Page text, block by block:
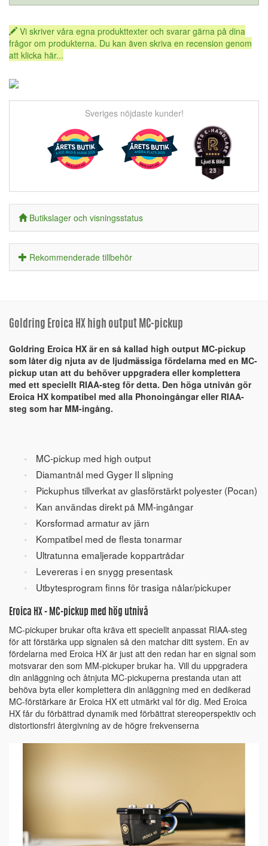
Vi skriver våra egna produkttexter och svarar gärna på dina
frågor om produkterna. Du kan även skriva en recension genom
att klicka här...
Sveriges nöjdaste kunder!
Butikslager och visningsstatus
Rekommenderade tillbehör
Goldring Eroica HX high output MC-pickup
Goldring Eroica HX är en så kallad high output MC-pickup
som låter dig njuta av de ljudmässiga fördelarna med en MC-
pickup utan att du behöver uppgradera eller komplettera
med ett speciellt RIAA-steg för detta. Den höga utnivån gör
Eroica HX kompatibel med alla Phonoingångar eller RIAA-
steg som har MM-ingång.
MC-pickup med high output
Diamantnål med Gyger II slipning
Pickuphus tillverkat av glasförstärkt polyester (Pocan)
Kan användas direkt på MM-ingångar
Korsformad armatur av järn
Kompatibel med de flesta tonarmar
Ultratunna emaljerade koppartrådar
Levereras i en snygg presentask
Utbytesprogram finns för trasiga nålar/pickuper
Eroica HX - MC-pickup med hög utnivå
MC-pickuper brukar ofta kräva ett speciellt anpassat RIAA-steg
för att förstärka upp signalen så den matchar ditt system. En av
fördelarna med Eroica HX är just att den redan har en signal som
motsvarar den som MM-pickuper brukar ha. Vill du uppgradera
din anläggning och åtnjuta MC-pickuperna prestanda utan att
behöva byta eller komplettera din anläggning med en dedikerad
MC-förstärkare är Eroica HX ett utmärkt val för dig. Med Eroica
HX får du förbättrad dynamik med förbättrat stereoperspektiv och
distortionsfri återgivning av de högre frekvenserna